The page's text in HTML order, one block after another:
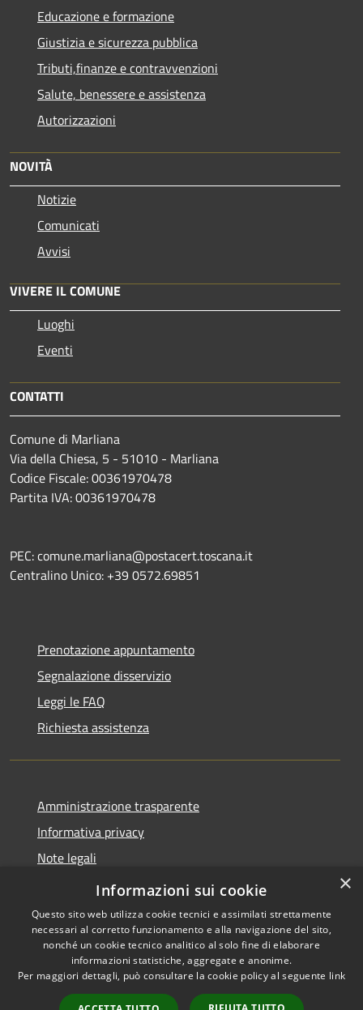
Educazione e formazione
Giustizia e sicurezza pubblica
Tributi,finanze e contravvenzioni
Salute, benessere e assistenza
Autorizzazioni
NOVITÀ
Notizie
Comunicati
Avvisi
VIVERE IL COMUNE
Luoghi
Eventi
CONTATTI
Comune di Marliana
Via della Chiesa, 5 - 51010 - Marliana
Codice Fiscale: 00361970478
Partita IVA: 00361970478
PEC: comune.marliana@postacert.toscana.it
Centralino Unico: +39 0572.69851
Prenotazione appuntamento
Segnalazione disservizio
Leggi le FAQ
Richiesta assistenza
Amministrazione trasparente
Informativa privacy
Note legali
Dichiarazione di accessibilità
Accessibilità
Copyright © 2026 • Comune di
Marliana • Powered by
Municipium• Accesso
×
Informazioni sui cookie
Questo sito web utilizza cookie tecnici e assimilati strettamente
necessari al corretto funzionamento e alla navigazione del sito,
nonché un cookie tecnico analitico al solo fine di elaborare
informazioni statistiche, aggregate e anonime.
Per maggiori dettagli, può consultare la cookie policy al seguente link